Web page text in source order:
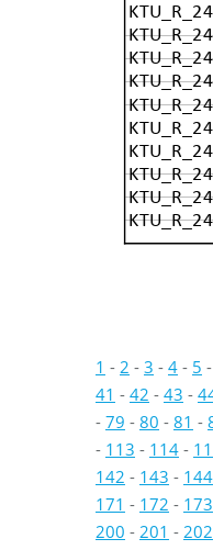
1 - 2 - 3 - 4 - 5 -
41 - 42 - 43 -
- 79 - 80 - 81 -
- 113 - 114 -
142 - 143 - 144
171 - 172 - 173
200 - 201 - 202